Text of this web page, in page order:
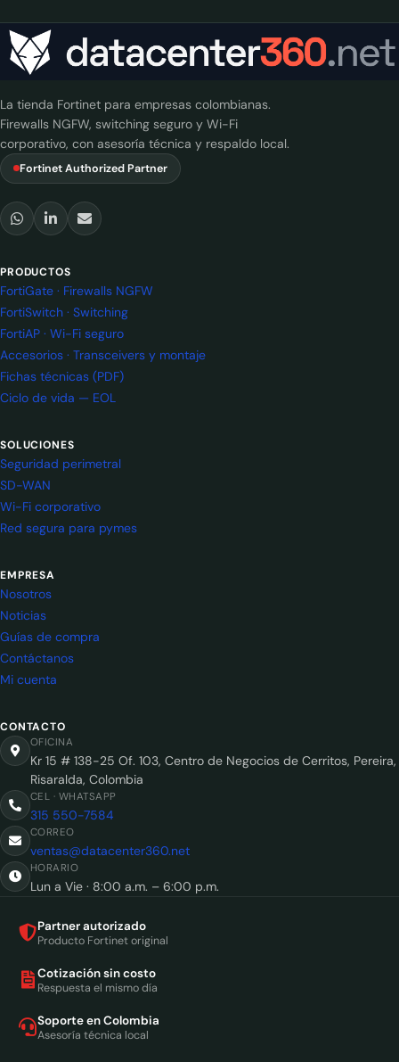
La tienda Fortinet para empresas colombianas.
Firewalls NGFW, switching seguro y Wi-Fi
corporativo, con asesoría técnica y respaldo local.
Fortinet Authorized Partner
PRODUCTOS
FortiGate · Firewalls NGFW
FortiSwitch · Switching
FortiAP · Wi-Fi seguro
Accesorios · Transceivers y montaje
Fichas técnicas (PDF)
Ciclo de vida — EOL
SOLUCIONES
Seguridad perimetral
SD-WAN
Wi-Fi corporativo
Red segura para pymes
EMPRESA
Nosotros
Noticias
Guías de compra
Contáctanos
Mi cuenta
CONTACTO
OFICINA
Kr 15 # 138-25 Of. 103, Centro de Negocios de Cerritos, Pereira,
Risaralda, Colombia
CEL · WHATSAPP
315 550-7584
CORREO
ventas@datacenter360.net
HORARIO
Lun a Vie · 8:00 a.m. – 6:00 p.m.
Partner autorizado
Producto Fortinet original
Cotización sin costo
Respuesta el mismo día
Soporte en Colombia
Asesoría técnica local